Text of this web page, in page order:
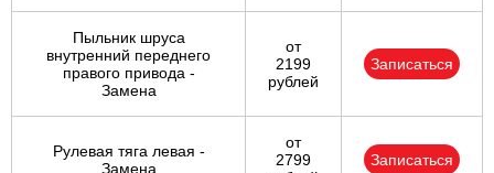
Пыльник шруса
внутренний переднего
правого привода -
Замена
от
2199
рублей
Записаться
Рулевая тяга левая -
Замена
от
2799
Записаться